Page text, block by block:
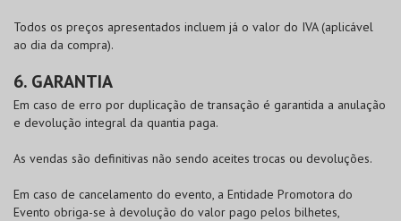
Todos os preços apresentados incluem já o valor do IVA (aplicável
ao dia da compra).
6. GARANTIA
Em caso de erro por duplicação de transação é garantida a anulação
e devolução integral da quantia paga.
As vendas são definitivas não sendo aceites trocas ou devoluções.
Em caso de cancelamento do evento, a Entidade Promotora do
Evento obriga-se à devolução do valor pago pelos bilhetes,